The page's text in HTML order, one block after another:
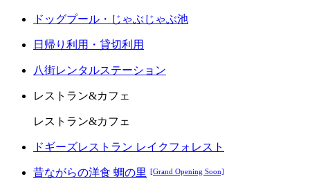
ドッグプール・じゃぶじゃぶ池
日帰り利用・貸切利用
八街レンタルステーション
レストラン&カフェ
レストラン&カフェ
ドギーズレストラン レイクフォレスト
昔ながらの洋食 蜩の里 [Grand Opening Soon]